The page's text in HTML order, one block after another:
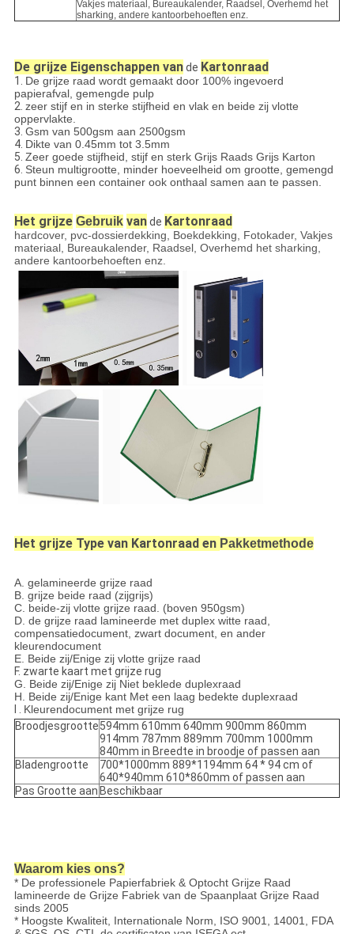
Vakjes materiaal, Bureaukalender, Raadsel, Overhemd het
sharking, andere kantoorbehoeften enz.
De grijze Eigenschappen vande Kartonraad
1. De grijze raad wordt gemaakt door 100% ingevoerd
papierafval, gemengde pulp
2. zeer stijf en in sterke stijfheid en vlak en beide zij vlotte
oppervlakte.
3. Gsm van 500gsm aan 2500gsm
4. Dikte van 0.45mm tot 3.5mm
5. Zeer goede stijfheid, stijf en sterk Grijs Raads Grijs Karton
6. Steun multigrootte, minder hoeveelheid om grootte, gemengd
punt binnen een container ook onthaal samen aan te passen.
Het grijze Gebruik vande Kartonraad
hardcover, pvc-dossierdekking, Boekdekking, Fotokader, Vakjes
materiaal, Bureaukalender, Raadsel, Overhemd het sharking,
andere kantoorbehoeften enz.
Het grijze Type van Kartonraad en Pakketmethode
A. gelamineerde grijze raad
B. grijze beide raad (zijgrijs)
C. beide-zij vlotte grijze raad. (boven 950gsm)
D. de grijze raad lamineerde met duplex witte raad,
compensatiedocument, zwart document, en ander
kleurendocument
E. Beide zij/Enige zij vlotte grijze raad
F. zwarte kaart met grijze rug
G. Beide zij/Enige zij Niet beklede duplexraad
H. Beide zij/Enige kant Met een laag bedekte duplexraad
I . Kleurendocument met grijze rug
Broodjesgrootte594mm 610mm 640mm 900mm 860mm
914mm 787mm 889mm 700mm 1000mm
840mm in Breedte in broodje of passen aan
Bladengrootte
700*1000mm 889*1194mm 64 * 94 cm of
640*940mm 610*860mm of passen aan
Pas Grootte aan Beschikbaar
Waarom kies ons?
* De professionele Papierfabriek & Optocht Grijze Raad
lamineerde de Grijze Fabriek van de Spaanplaat Grijze Raad
sinds 2005
* Hoogste Kwaliteit, Internationale Norm, ISO 9001, 14001, FDA